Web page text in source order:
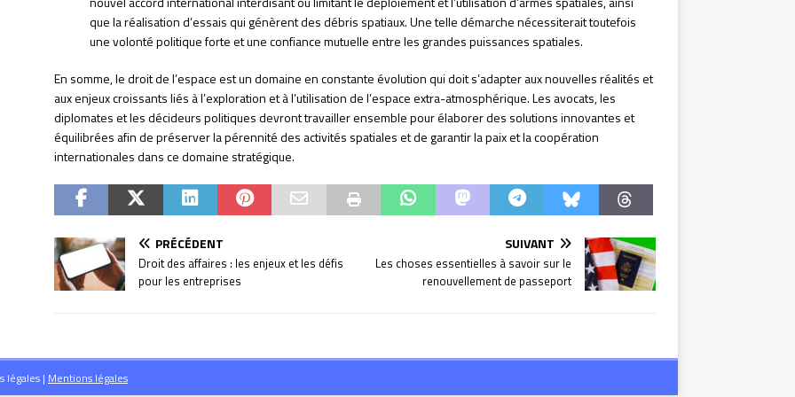
que la réalisation d’essais qui génèrent des débris spatiaux. Une telle démarche nécessiterait toutefois
une volonté politique forte et une confiance mutuelle entre les grandes puissances spatiales.
En somme, le droit de l’espace est un domaine en constante évolution qui doit s’adapter aux nouvelles réalités et
aux enjeux croissants liés à l’exploration et à l’utilisation de l’espace extra-atmosphérique. Les avocats, les
diplomates et les décideurs politiques devront travailler ensemble pour élaborer des solutions innovantes et
équilibrées afin de préserver la pérennité des activités spatiales et de garantir la paix et la coopération
internationales dans ce domaine stratégique.
PRÉCÉDENT
Droit des affaires : les enjeux et les défis
pour les entreprises
SUIVANT
Les choses essentielles à savoir sur le
renouvellement de passeport
légales | Mentions légales